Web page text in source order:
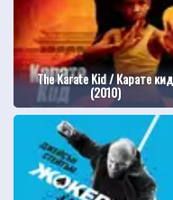
The Karate Kid / Карате
(2010)